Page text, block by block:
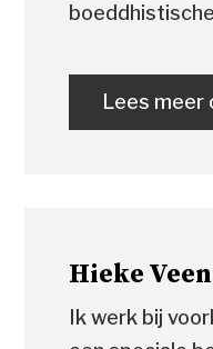
Lees meer
Hieke
Ik werk bij